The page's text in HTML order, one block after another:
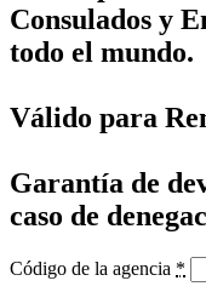
Consulados y
todo el mundo.
Válido para
Garantía de
caso de
Código de la agencia *